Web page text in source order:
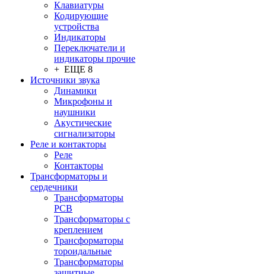
Клавиатуры
Кодирующие
устройства
Индикаторы
Переключатели и
индикаторы прочие
+ ЕЩЕ 8
Источники звука
Динамики
Микрофоны и
наушники
Акустические
сигнализаторы
Реле и контакторы
Реле
Контакторы
Трансформаторы и
сердечники
Трансформаторы
PCB
Трансформаторы с
креплением
Трансформаторы
тороидальные
Трансформаторы